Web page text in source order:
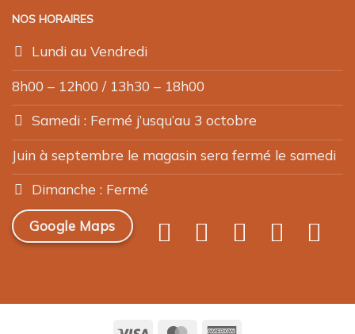
NOS HORAIRES
Lundi au Vendredi
8h00 – 12h00 / 13h30 – 18h00
Samedi : Fermé j’usqu’au 3 octobre
Juin à septembre le magasin sera fermé le samedi
Dimanche : Fermé
Google Maps